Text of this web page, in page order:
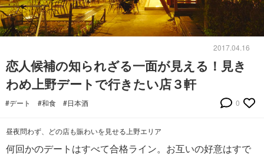
2017.04.16
恋人候補の知られざる一面が見える！見き
わめ上野デートで行きたい店３軒
#デート #和食 #日本酒 0
昼夜問わず、どの店も賑わいを見せる上野エリア
何回かのデートはすべて合格ライン。お互いの好意はすで